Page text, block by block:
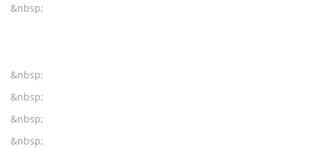
&nbsp;
&nbsp;
&nbsp;
&nbsp;
&nbsp;